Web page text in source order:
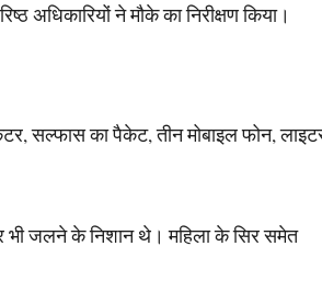
अधिकारियों ने मौके का निरीक्षण किया।
सल्फास का पैकेट, तीन मोबाइल फोन,
भी जलने के निशान थे। महिला के सिर समेत